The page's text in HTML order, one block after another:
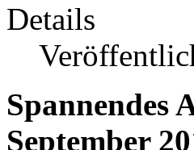
Details
Spannendes
September